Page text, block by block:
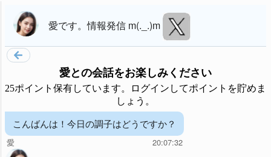
愛です。情報発信 m(._.)m
愛との会話をお楽しみください
25ポイント保有しています。ログインしてポイントを貯めま
しょう。
こんばんは！今日の調子はどうですか？
愛 20:07:32